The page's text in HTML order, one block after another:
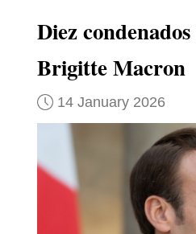
Diez
Brigitte Macron
14 January 2026